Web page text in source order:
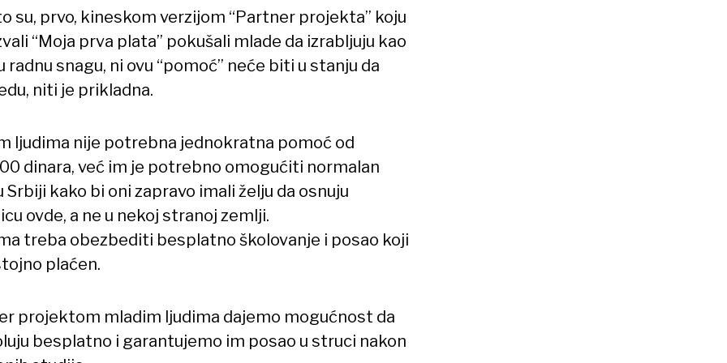
su, prvo, kineskom verzijom “Partner projekta” koju
“Moja prva plata” pokušali mlade da izrabljuju kao
snagu, ni ovu “pomoć” neće biti u stanju da
niti je prikladna.
ljudima nije potrebna jednokratna pomoć od
dinara, već im je potrebno omogućiti normalan
Srbiji kako bi oni zapravo imali želju da osnuju
ovde, a ne u nekoj stranoj zemlji.
treba obezbediti besplatno školovanje i posao koji
plaćen.
projektom mladim ljudima dajemo mogućnost da
besplatno i garantujemo im posao u struci nakon